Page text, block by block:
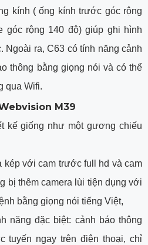
kính ( ống kính trước góc rộng
góc rộng 140 độ) giúp ghi hình
Ngoài ra, C63 có tính năng cảnh
thông bằng giọng nói và có thể
qua Wifi.
M39
kế giống như một gương chiếu
kép với cam trước full hd và cam
bị thêm camera lùi tiện dụng với
bằng giọng nói tiếng Việt,
năng đặc biệt: cảnh báo thông
tuyến ngay trên điện thoại, chỉ